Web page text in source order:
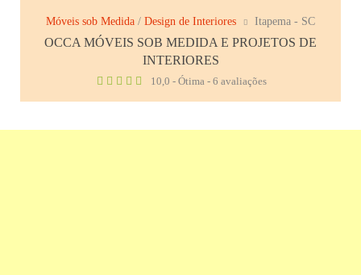
Móveis sob Medida / Design de Interiores Itapema - SC
OCCA MÓVEIS SOB MEDIDA E PROJETOS DE
INTERIORES
10,0 - Ótima - 6 avaliações